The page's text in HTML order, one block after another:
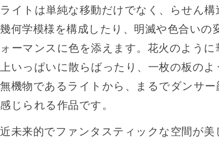
ライトは単純な移動だけでなく、らせん
幾何学模様を構成したり、明滅や色合いの
ォーマンスに色を添えます。花火のよう
上いっぱいに散らばったり、一枚の板の
無機物であるライトから、まるでダンサ
感じられる作品です。
近未来的でファンタスティックな空間が